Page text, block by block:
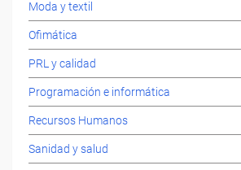
Moda y textil
Ofimática
PRL y calidad
Programación e informática
Recursos Humanos
Sanidad y salud